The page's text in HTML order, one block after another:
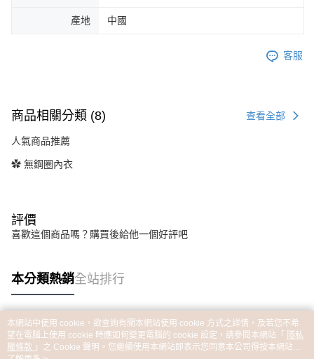
產地 中國
客服
商品相關分類 (8) 查看全部
人氣商品推薦
✿ 無鋼圈內衣
評價
喜歡這個商品嗎？購買後給他一個好評吧
本分類熱銷全站排行
熱門標籤
本網站中使用 cookie，欲查詢有關本網站使用 cookie 方式之詳情，及若您不希
望在電腦上使用 cookie 時應如何變更電腦的 cookie 設定，請參閱本網站「 隱私
權條款 」之 Cookie 聲明。您繼續使用本網站即表示您同意本公司得按本網站使